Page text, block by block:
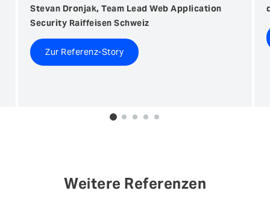
Stevan Dronjak, Team Lead Web Application
Security Raiffeisen Schweiz
Zur Referenz-Story
0 1 2 3 4
Weitere Referenzen